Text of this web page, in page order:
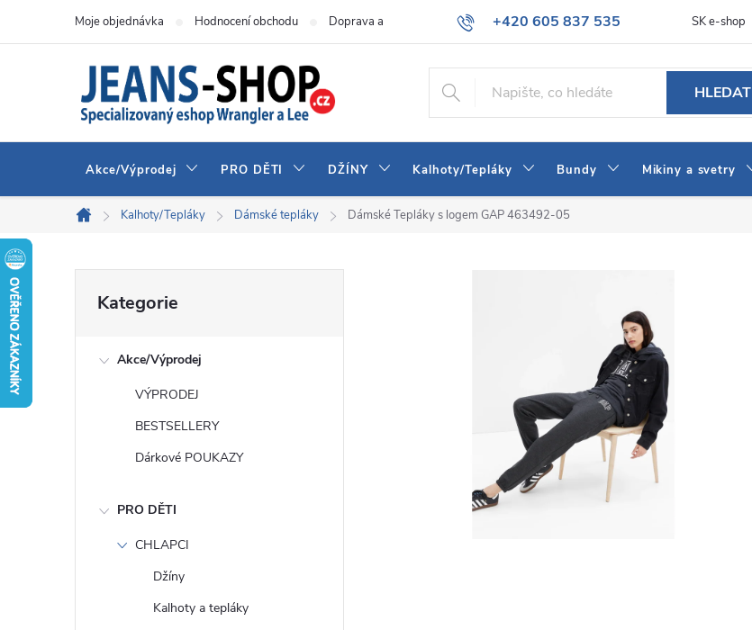
+420 605 837 535
info@jeans-shop.cz
Moje objednávka Hodnocení obchodu Doprava a platba Obchodní podmínky Naše prodejna Blog
SK e-shop
HLEDAT
Akce/Výprodej PRO DĚTI DŽÍNY Kalhoty/Tepláky Bundy Mikiny a svetry
Domů
Kalhoty/Tepláky Dámské tepláky Dámské Tepláky s logem GAP 463492-05
kategorie
Kategorie
Akce/Výprodej
VÝPRODEJ
BESTSELLERY
Dárkové POUKAZY
PRO DĚTI
CHLAPCI
Džíny
Kalhoty a tepláky